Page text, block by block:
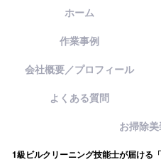
1級ビルクリーニング技能士が届ける
ホーム
作業事例
会社概要／プロフィール
よくある質問
お掃除